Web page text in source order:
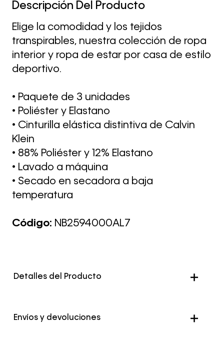
Descripción Del Producto
Elige la comodidad y los tejidos
transpirables, nuestra colección de ropa
interior y ropa de estar por casa de estilo
deportivo.
• Paquete de 3 unidades
• Poliéster y Elastano
• Cinturilla elástica distintiva de Calvin
Klein
• 88% Poliéster y 12% Elastano
• Lavado a máquina
• Secado en secadora a baja
temperatura
Código: NB2594000AL7
Detalles del Producto
Color Multicolor
Envíos y devoluciones